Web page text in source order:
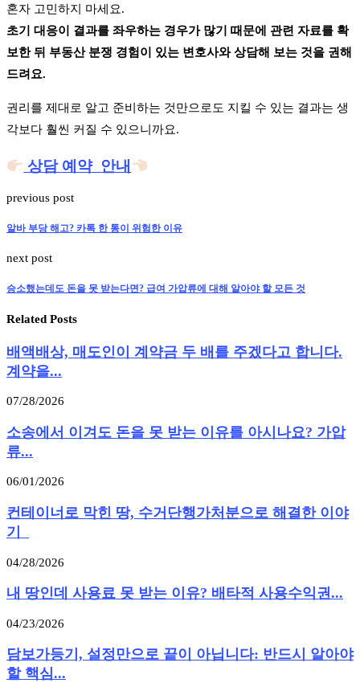
혼자 고민하지 마세요.
초기 대응이 결과를 좌우하는 경우가 많기 때문에 관련 자료를 확
보한 뒤 부동산 분쟁 경험이 있는 변호사와 상담해 보는 것을 권해
드려요.
권리를 제대로 알고 준비하는 것만으로도 지킬 수 있는 결과는 생
각보다 훨씬 커질 수 있으니까요.
상담 예약 안내
previous post
알바 부당 해고? 카톡 한 통이 위험한 이유
next post
승소했는데도 돈을 못 받는다면? 급여 가압류에 대해 알아야 할 모든 것
Related Posts
배액배상, 매도인이 계약금 두 배를 주겠다고 합니다.
계약을...
07/28/2026
소송에서 이겨도 돈을 못 받는 이유를 아시나요? 가압
류...
06/01/2026
컨테이너로 막힌 땅, 수거단행가처분으로 해결한 이야
기
04/28/2026
내 땅인데 사용료 못 받는 이유? 배타적 사용수익권...
04/23/2026
담보가등기, 설정만으로 끝이 아닙니다: 반드시 알아야
할 핵심...